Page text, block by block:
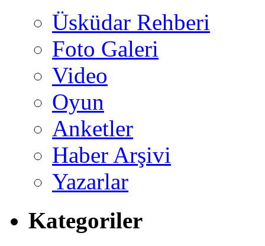
Üsküdar Rehberi
Foto Galeri
Video
Oyun
Anketler
Haber Arşivi
Yazarlar
Kategoriler